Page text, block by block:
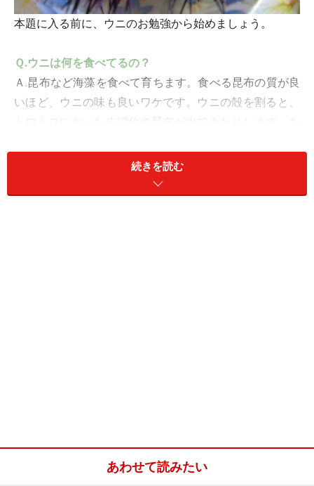
本題に入る前に、ウニのお勉強から始めましょう。
Ｑ.ウニは何を食べてるの？
Ａ.昆布など海藻を食べて育ちます。食べる昆布の質が良
いほど、ウニの味も良いワケです。ウニの殻を割ると、
Ｑ.じゃ、利尻・礼文の昆布も良質ってこと？
ゼよりもすっきりした甘さで、身は黄色っぽい。
続きを読む
あわせて読みたい